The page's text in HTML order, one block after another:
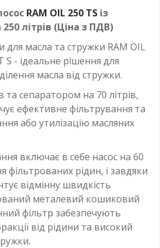
RAM OIL 250 TS із
літрів (Ціна з ПДВ)
для масла та стружки RAM OIL
S - ідеальне рішення для
масла від стружки.
та сепаратором на 70 літрів,
ефективне фільтрування та
або утилізацію масляних
включає в себе насос на 60
фільтрованих рідин, і завдяки
відмінну швидкість
металевий кошиковий
фільтр забезпечують
від рідини та високий